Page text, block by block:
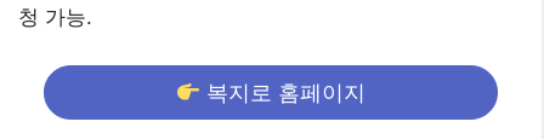
청 가능.
복지로 홈페이지